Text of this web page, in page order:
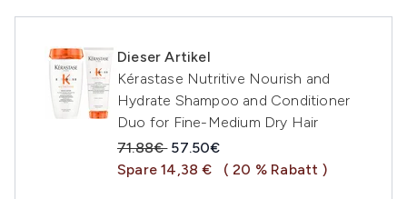
Dieser Artikel
Kérastase Nutritive Nourish and
Hydrate Shampoo and Conditioner
Duo for Fine-Medium Dry Hair
Unverbindliche Preisempfehlung:
71.88€ Aktueller Preis:
57.50€
Spare 14,38 €
( 20 % Rabatt )